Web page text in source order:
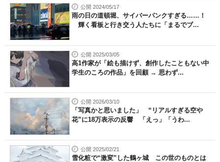
公開 2024/05/17
雨の日の道頓堀、サイバーパンクすぎる……！
輝く看板と行き交う人たちに「まるでブ...
公開 2025/03/05
高1作家が「絵も描けず、創作したこともない中
学生のころの作品」を回顧 → 思わず...
公開 2026/03/10
「写真かと思いました」 “リアルすぎる空や
花”に18万表示の反響 「えっ」「うわ...
公開 2025/02/21
雪化粧で“激変”した鶴ヶ城 この世のものとは